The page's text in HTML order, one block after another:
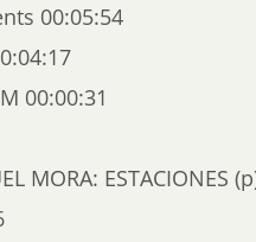
00:05:54
00:00:31
MORA: ESTACIONES